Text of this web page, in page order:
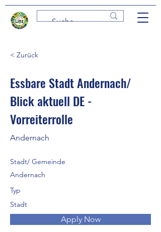
< Zurück
Essbare Stadt Andernach/
Blick aktuell DE -
Vorreiterrolle
Andernach
Stadt/ Gemeinde
Andernach
Typ
Stadt
Apply Now